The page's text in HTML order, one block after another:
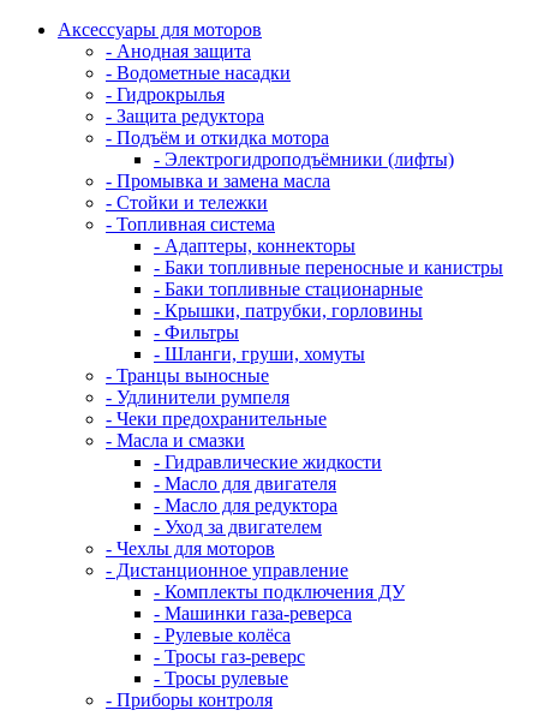
Аксессуары для моторов
- Анодная защита
- Водометные насадки
- Гидрокрылья
- Защита редуктора
- Подъём и откидка мотора
- Электрогидроподъёмники (лифты)
- Промывка и замена масла
- Стойки и тележки
- Топливная система
- Адаптеры, коннекторы
- Баки топливные переносные и канистры
- Баки топливные стационарные
- Крышки, патрубки, горловины
- Фильтры
- Шланги, груши, хомуты
- Транцы выносные
- Удлинители румпеля
- Чеки предохранительные
- Масла и смазки
- Гидравлические жидкости
- Масло для двигателя
- Масло для редуктора
- Уход за двигателем
- Чехлы для моторов
- Дистанционное управление
- Комплекты подключения ДУ
- Машинки газа-реверса
- Рулевые колёса
- Тросы газ-реверс
- Тросы рулевые
- Приборы контроля